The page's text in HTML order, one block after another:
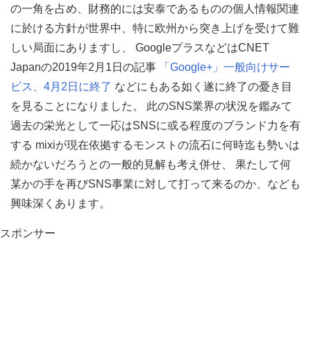
の一角を占め、財務的には安泰であるものの個人情報関連
に於ける方針が世界中、特に欧州から突き上げを受けて難
しい局面にありますし、 GoogleプラスなどはCNET
Japanの2019年2月1日の記事
「Google+」一般向けサー
ビス、4月2日に終了 などにもある如く遂に終了の憂き目
を見ることになりました。 此のSNS業界の状況を鑑みて
過去の栄光として一応はSNSに或る程度のブランド力を有
する mixiが現在依拠するモンストの流石に何時迄も勢いは
続かないだろうとの一般的見解も考え併せ、 果たして何
某かの手を再びSNS事業に対して打って来るのか、なども
興味深くあります。
スポンサー